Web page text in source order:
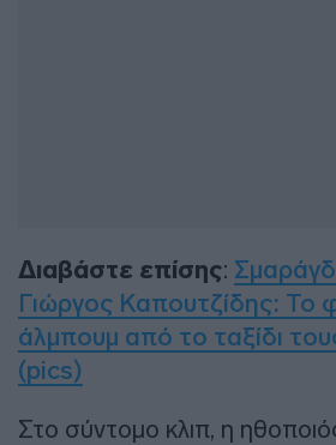
Διαβάστε επίσης:
Γιώργος Καπουτζίδης: Το
άλμπουμ από το ταξίδι
(pics)
Στο σύντομο κλιπ, η